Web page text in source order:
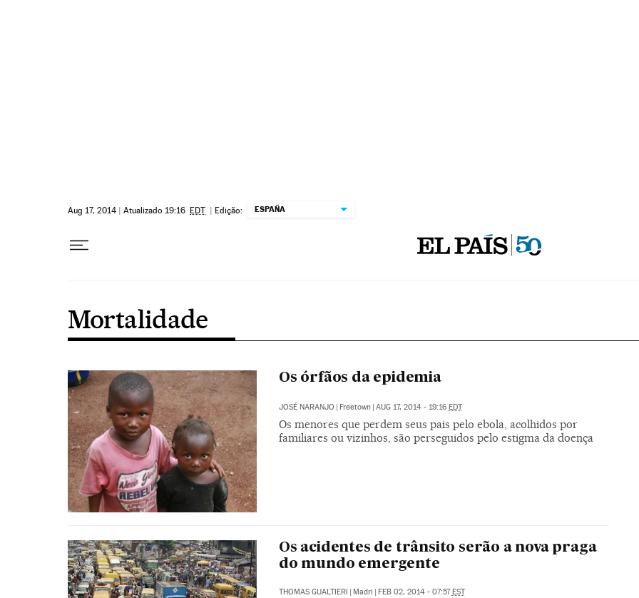
Aug 17, 2014 | Atualizado 19:16 EDT | Edição: ESPAÑA
Mortalidade
Os órfãos da epidemia
JOSÉ NARANJO | Freetown | AUG 17, 2014 - 19:16 EDT
Os menores que perdem seus pais pelo ebola, acolhidos por
familiares ou vizinhos, são perseguidos pelo estigma da doença
Os acidentes de trânsito serão a nova praga
do mundo emergente
THOMAS GUALTIERI Madri FEB 02, 2014 - 07:57 EST